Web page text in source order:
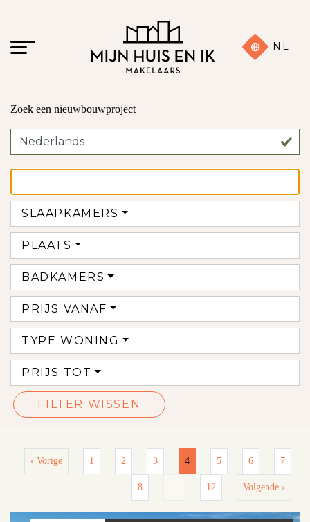
NL
Zoek een nieuwbouwproject
SLAAPKAMERS
PLAATS
BADKAMERS
PRIJS VANAF
TYPE WONING
PRIJS TOT
FILTER WISSEN
‹ Vorige 1 2 3 4 5 6 7
8 12 Volgende ›